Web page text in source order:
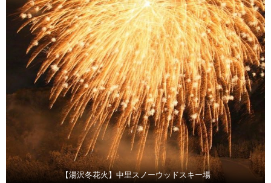
【湯沢冬花火】中里スノーウッドスキー場